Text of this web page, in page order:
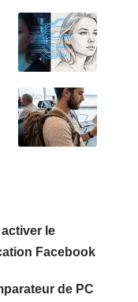
le
Facebook
de PC